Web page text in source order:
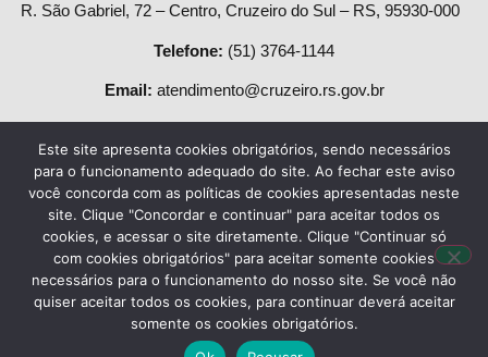
R. São Gabriel, 72 – Centro, Cruzeiro do Sul – RS, 95930-000
Telefone: (51) 3764-1144
Email: atendimento@cruzeiro.rs.gov.br
Segunda a quinta-feira:
Das08h às 12h e das13:30h às 17h.
Sexta-feira das: às 13h
Desenvolvido por Agência do Vale
– Município de Cruzeiro do
Sul CNPJ 87.297.990/0001-50 – Todos os direitos reservados.
Este site apresenta cookies obrigatórios, sendo necessários
para o funcionamento adequado do site. Ao fechar este aviso
você concorda com as políticas de cookies apresentadas neste
site. Clique "Concordar e continuar" para aceitar todos os
cookies, e acessar o site diretamente. Clique "Continuar só
com cookies obrigatórios" para aceitar somente cookies
necessários para o funcionamento do nosso site. Se você não
quiser aceitar todos os cookies, para continuar deverá aceitar
somente os cookies obrigatórios.